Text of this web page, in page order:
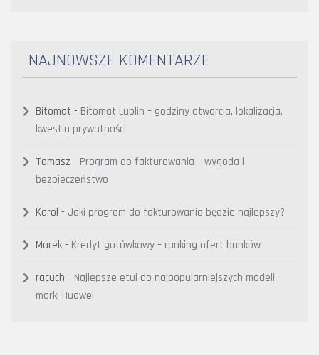
NAJNOWSZE KOMENTARZE
Bitomat - Bitomat Lublin – godziny otwarcia, lokalizacja,
kwestia prywatności
Tomasz - Program do fakturowania – wygoda i
bezpieczeństwo
Karol - Jaki program do fakturowania będzie najlepszy?
Marek - Kredyt gotówkowy – ranking ofert banków
racuch - Najlepsze etui do najpopularniejszych modeli
marki Huawei